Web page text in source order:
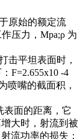
原始的额定流
压力，Mpa;ρ 为
击平坦表面时，
F=2.655x10 -4
喷嘴的截面积，
表面的距离，它
大时，射流到被
流功率的损失；